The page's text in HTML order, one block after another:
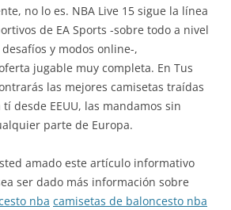
no lo es. NBA Live 15 sigue la línea
de EA Sports -sobre todo a nivel
y modos online-,
jugable muy completa. En Tus
las mejores camisetas traídas
desde EEUU, las mandamos sin
parte de Europa.
amado este artículo informativo
ser dado más información sobre
nba camisetas de baloncesto nba